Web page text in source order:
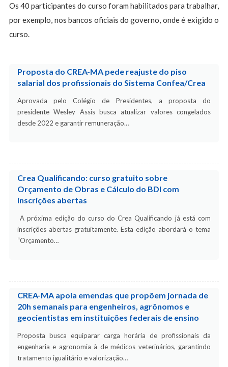
Os 40 participantes do curso foram habilitados para trabalhar,
por exemplo, nos bancos oficiais do governo, onde é exigido o
curso.
Proposta do CREA-MA pede reajuste do piso
salarial dos profissionais do Sistema Confea/Crea
Aprovada pelo Colégio de Presidentes, a proposta do
presidente Wesley Assis busca atualizar valores congelados
desde 2022 e garantir remuneração…
Crea Qualificando: curso gratuito sobre
Orçamento de Obras e Cálculo do BDI com
inscrições abertas
A próxima edição do curso do Crea Qualificando já está com
inscrições abertas gratuitamente. Esta edição abordará o tema
“Orçamento…
CREA-MA apoia emendas que propõem jornada de
20h semanais para engenheiros, agrônomos e
geocientistas em instituições federais de ensino
Proposta busca equiparar carga horária de profissionais da
engenharia e agronomia à de médicos veterinários, garantindo
tratamento igualitário e valorização…